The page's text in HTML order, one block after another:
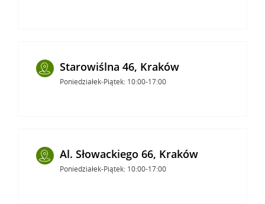
Starowiślna 46, Kraków
Poniedziałek-Piątek: 10:00-17:00
Al. Słowackiego 66, Kraków
Poniedziałek-Piątek: 10:00-17:00